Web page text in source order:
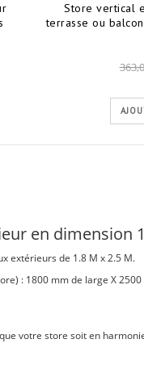
Store vertical
terrasse ou
en dimension
extérieurs de 1.8 M x 2.5 M.
: 1800 mm de large X 2500
votre store soit en